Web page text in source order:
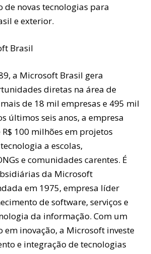
de novas tecnologias para
e exterior.
Brasil
a Microsoft Brasil gera
diretas na área de
de 18 mil empresas e 495 mil
últimos seis anos, a empresa
100 milhões em projetos
a escolas,
e comunidades carentes. É
da Microsoft
em 1975, empresa líder
de software, serviços e
da informação. Com um
em inovação, a Microsoft investe
e integração de tecnologias